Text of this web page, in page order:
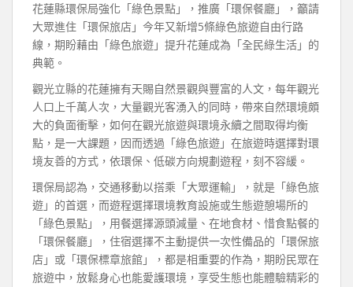
花蓮縣環保局強化「綠色景點」，推廣「環保餐廳」，籲請
大眾進住「環保旅店」今年又新增5條綠色旅遊自由行路
線，期盼藉由「綠色旅遊」提升花蓮成為「全民綠生活」的
典範。
觀光立縣的花蓮擁有天賜自然景觀與豐富的人文，每年觀光
人口上千萬人次，大量觀光客湧入的同時，帶來自然環境頗
大的負面衝擊，如何在觀光旅遊與環境永續之間取得均衡
點，是一大課題，因而透過「綠色旅遊」在旅遊時選擇對環
境友善的方式，依環保、低碳方向規劃遊程，刻不容緩。
環保局認為，交通移動以搭乘「大眾運輸」，就是「綠色旅
遊」的首選，而遊程選擇環境教育設施或生態遊憩場所的
「綠色景點」，用餐選擇源頭減量、在地食材、惜食點餐的
「環保餐廳」，住宿選擇不主動提供一次性備品的「環保旅
店」或「環保標章旅館」，都是相重要的作為，期盼民眾在
旅遊中，放鬆身心也能愛護環境，享受生態也能體驗精彩的